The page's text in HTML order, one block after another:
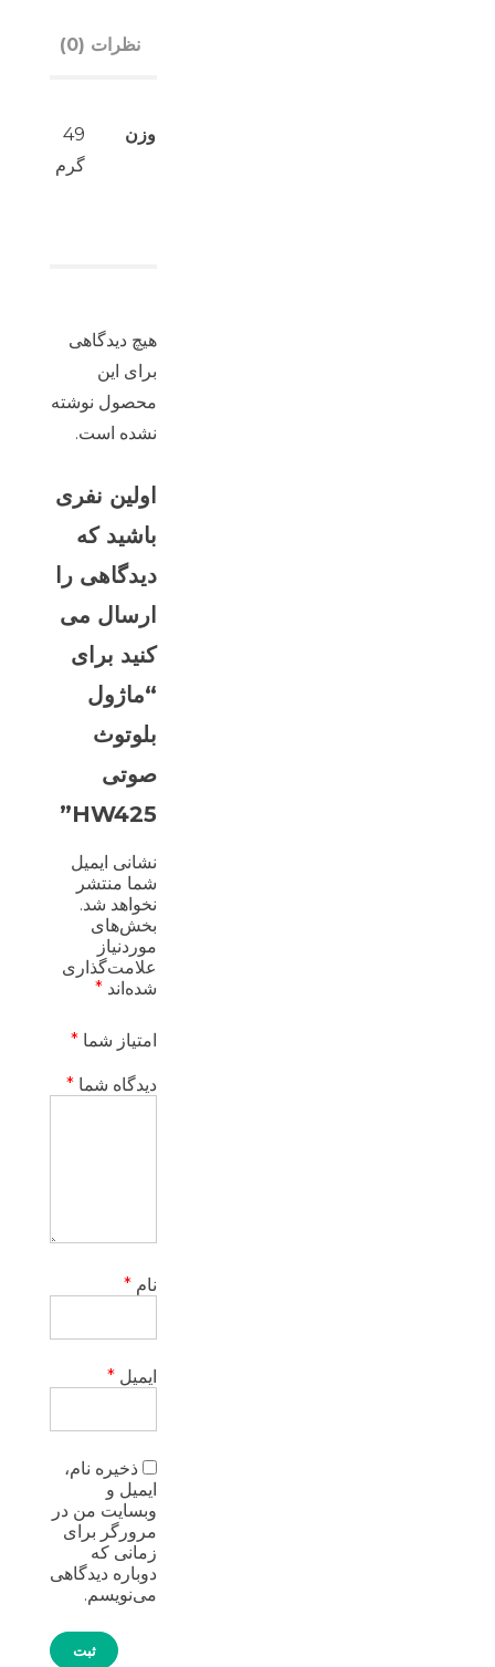
نظرات (0)
وزن
49
گرم
هیچ دیدگاهی
برای این
محصول نوشته
نشده است.
اولین نفری
باشید که
دیدگاهی را
ارسال می
کنید برای
“ماژول
بلوتوث
صوتی
HW425”
نشانی ایمیل
شما منتشر
نخواهد شد.
بخش‌های
موردنیاز
علامت‌گذاری
شده‌اند *
امتیاز شما *
دیدگاه شما *
نام *
ایمیل *
ذخیره نام،
ایمیل و
وبسایت من در
مرورگر برای
زمانی که
دوباره دیدگاهی
می‌نویسم.